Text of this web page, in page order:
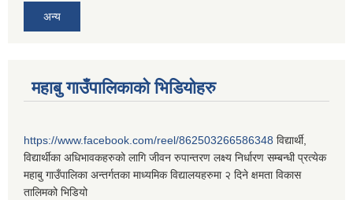
अन्य
महाबु गाउँपालिकाको भिडियोहरु
https://www.facebook.com/reel/862503266586348 विद्यार्थी,
विद्यार्थीका अधिभावकहरुको लागि जीवन रुपान्तरण लक्ष्य निर्धारण सम्बन्धी प्रत्येक
महाबु गाउँपालिका अन्तर्गतका माध्यमिक विद्यालयहरुमा २ दिने क्षमता विकास
तालिमको भिडियो